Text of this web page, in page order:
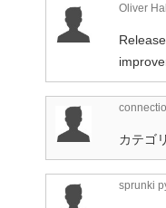
Oliver
カテゴ
sprunki